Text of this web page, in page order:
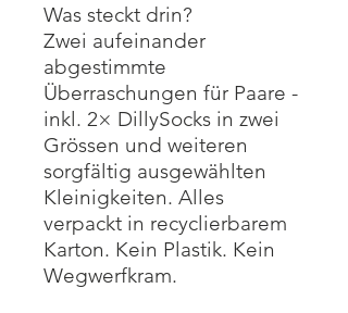
Was steckt drin?
Zwei aufeinander
abgestimmte
Überraschungen für Paare -
inkl. 2× DillySocks in zwei
Grössen und weiteren
sorgfältig ausgewählten
Kleinigkeiten. Alles
verpackt in recyclierbarem
Karton. Kein Plastik. Kein
Wegwerfkram.